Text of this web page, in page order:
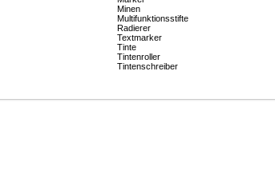
Minen
Multifunktionsstifte
Radierer
Textmarker
Tinte
Tintenroller
Tintenschreiber